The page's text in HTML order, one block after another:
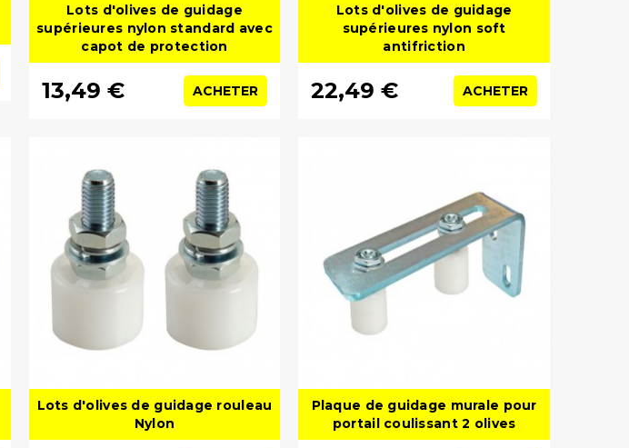
Lots d'olives de guidage
supérieures nylon standard avec
capot de protection
13,49 € ACHETER
Lots d'olives de guidage
supérieures nylon soft
antifriction
22,49 € ACHETER
Lots d'olives de guidage rouleau
Nylon
Plaque de guidage murale pour
portail coulissant 2 olives